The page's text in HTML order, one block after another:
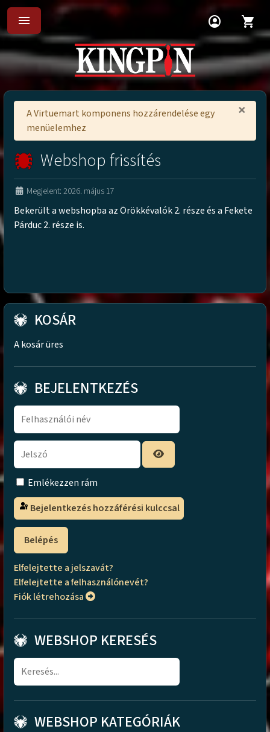
menu account_circle shopping_cart
×
A Virtuemart komponens hozzárendelése egy
menüelemhez
Webshop frissítés
Megjelent: 2026. május 17
Bekerült a webshopba az Örökkévalók 2. része és a Fekete
Párduc 2. része is.
KOSÁR
A kosár üres
BEJELENTKEZÉS
Emlékezzen rám
Bejelentkezés hozzáférési kulccsal
Belépés
Elfelejtette a jelszavát?
Elfelejtette a felhasználónevét?
Fiók létrehozása
WEBSHOP KERESÉS
WEBSHOP KATEGÓRIÁK